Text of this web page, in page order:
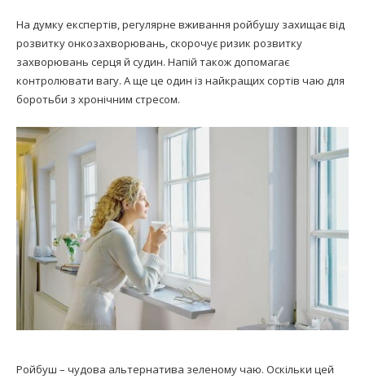
На думку експертів, регулярне вживання ройбушу захищає від
розвитку онкозахворювань, скорочує ризик розвитку
захворювань серця й судин. Напій також допомагає
контролювати вагу. А ще це один із найкращих сортів чаю для
боротьби з хронічним стресом.
Ройбуш – чудова альтернатива зеленому чаю. Оскільки цей